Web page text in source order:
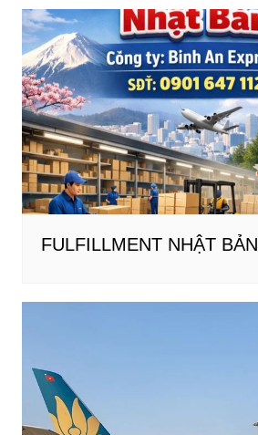
FULFILLMENT NHẬT BẢN